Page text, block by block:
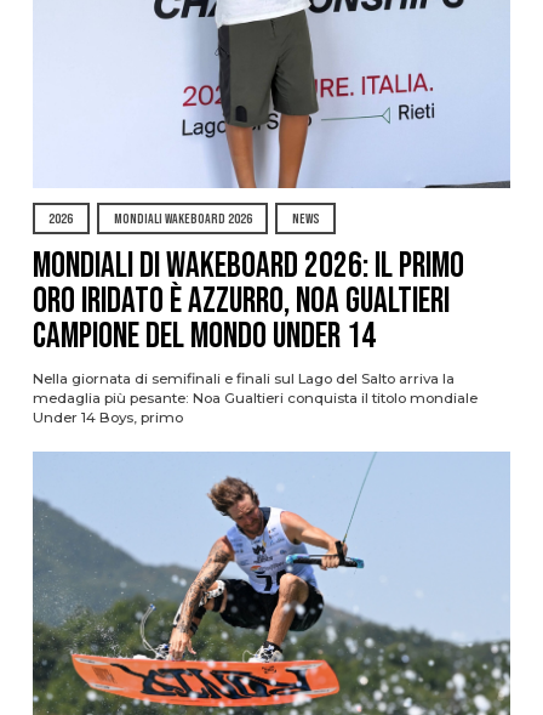
2026 MONDIALI WAKEBOARD 2026 NEWS
Mondiali di Wakeboard 2026: il primo
oro iridato è azzurro, Noa Gualtieri
campione del mondo Under 14
Nella giornata di semifinali e finali sul Lago del Salto arriva la
medaglia più pesante: Noa Gualtieri conquista il titolo mondiale
Under 14 Boys, primo